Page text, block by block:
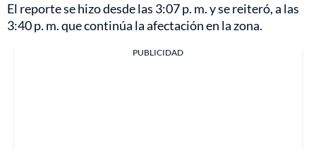
El reporte se hizo desde las 3:07 p. m. y se reiteró, a las
3:40 p. m. que continúa la afectación en la zona.
PUBLICIDAD